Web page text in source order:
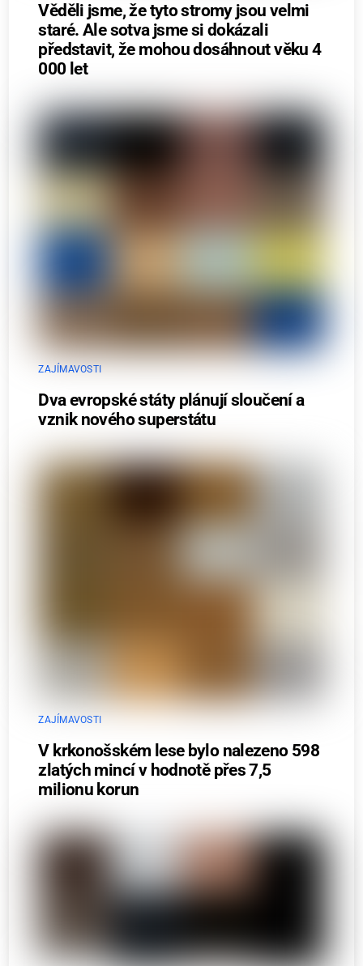
Věděli jsme, že tyto stromy jsou velmi
staré. Ale sotva jsme si dokázali
představit, že mohou dosáhnout věku 4
000 let
ZAJÍMAVOSTI
Dva evropské státy plánují sloučení a
vznik nového superstátu
ZAJÍMAVOSTI
V krkonošském lese bylo nalezeno 598
zlatých mincí v hodnotě přes 7,5
milionu korun